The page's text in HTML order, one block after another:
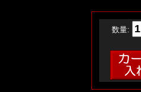
数量: